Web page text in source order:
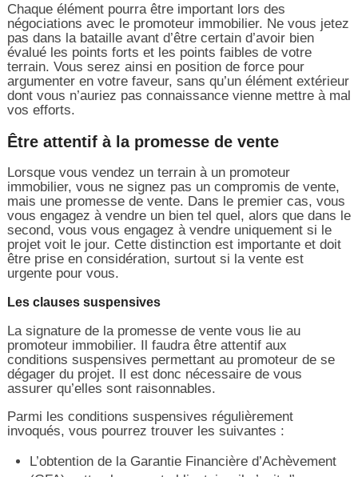
Chaque élément pourra être important lors des
négociations avec le promoteur immobilier. Ne vous jetez
pas dans la bataille avant d’être certain d’avoir bien
évalué les points forts et les points faibles de votre
terrain. Vous serez ainsi en position de force pour
argumenter en votre faveur, sans qu’un élément extérieur
dont vous n’auriez pas connaissance vienne mettre à mal
vos efforts.
Être attentif à la promesse de vente
Lorsque vous vendez un terrain à un promoteur
immobilier, vous ne signez pas un compromis de vente,
mais une promesse de vente. Dans le premier cas, vous
vous engagez à vendre un bien tel quel, alors que dans le
second, vous vous engagez à vendre uniquement si le
projet voit le jour. Cette distinction est importante et doit
être prise en considération, surtout si la vente est
urgente pour vous.
Les clauses suspensives
La signature de la promesse de vente vous lie au
promoteur immobilier. Il faudra être attentif aux
conditions suspensives permettant au promoteur de se
dégager du projet. Il est donc nécessaire de vous
assurer qu’elles sont raisonnables.
Parmi les conditions suspensives régulièrement
invoqués, vous pourrez trouver les suivantes :
L’obtention de la Garantie Financière d’Achèvement